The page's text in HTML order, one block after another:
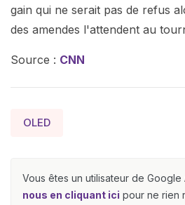
gain qui ne serait pas de refus
des amendes l'attendent au
Source : CNN
OLED
Vous êtes un utilisateur de Google
nous en cliquant ici pour ne rien